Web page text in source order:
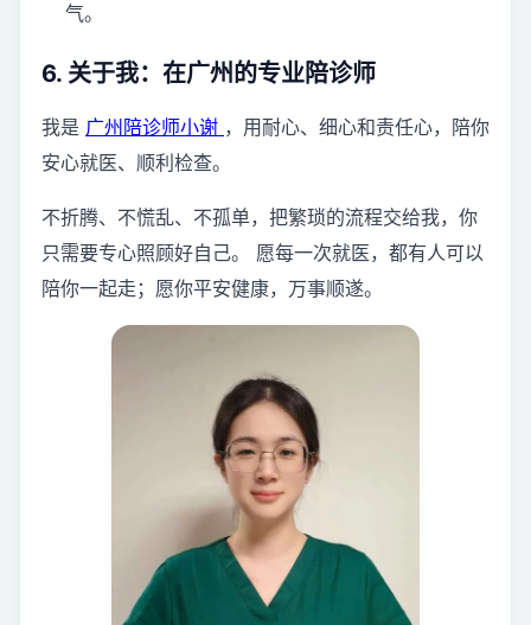
气。
6. 关于我：在广州的专业陪诊师
我是 广州陪诊师小谢 ，用耐心、细心和责任心，陪你
安心就医、顺利检查。
不折腾、不慌乱、不孤单，把繁琐的流程交给我，你
只需要专心照顾好自己。 愿每一次就医，都有人可以
陪你一起走；愿你平安健康，万事顺遂。